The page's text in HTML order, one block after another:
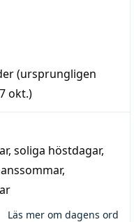
(ursprungligen
7 okt.)
, soliga höstdagar,
,
Läs mer om dagens ord